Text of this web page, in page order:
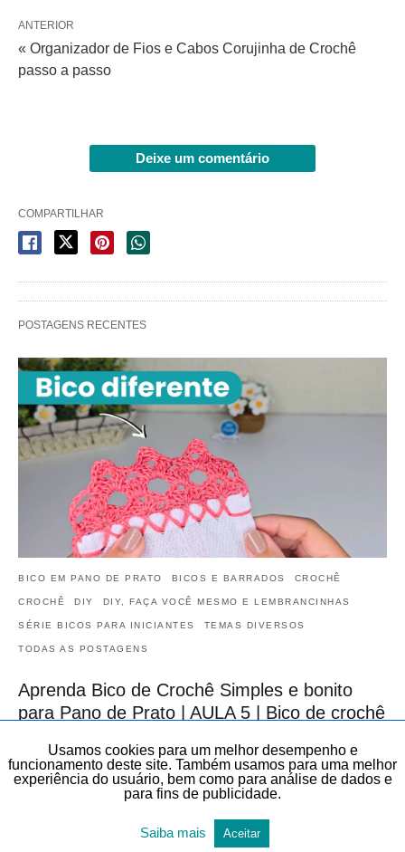
ANTERIOR
« Organizador de Fios e Cabos Corujinha de Crochê
passo a passo
Deixe um comentário
COMPARTILHAR
POSTAGENS RECENTES
BICO EM PANO DE PRATO BICOS E BARRADOS CROCHÊ
CROCHÊ DIY DIY, FAÇA VOCÊ MESMO E LEMBRANCINHAS
SÉRIE BICOS PARA INICIANTES TEMAS DIVERSOS
TODAS AS POSTAGENS
Aprenda Bico de Crochê Simples e bonito
para Pano de Prato | AULA 5 | Bico de crochê
Veja neste artigo, de forma gratuita, este Bico de Crochê Simples
para Pano de Prato | AULA 5 | Bico de crochê para Iniciantes do…
20 de julho de 2026
Usamos cookies para um melhor desempenho e
funcionamento deste site. Também usamos para uma melhor
experiência do usuário, bem como para análise de dados e
para fins de publicidade.
Saiba mais Aceitar